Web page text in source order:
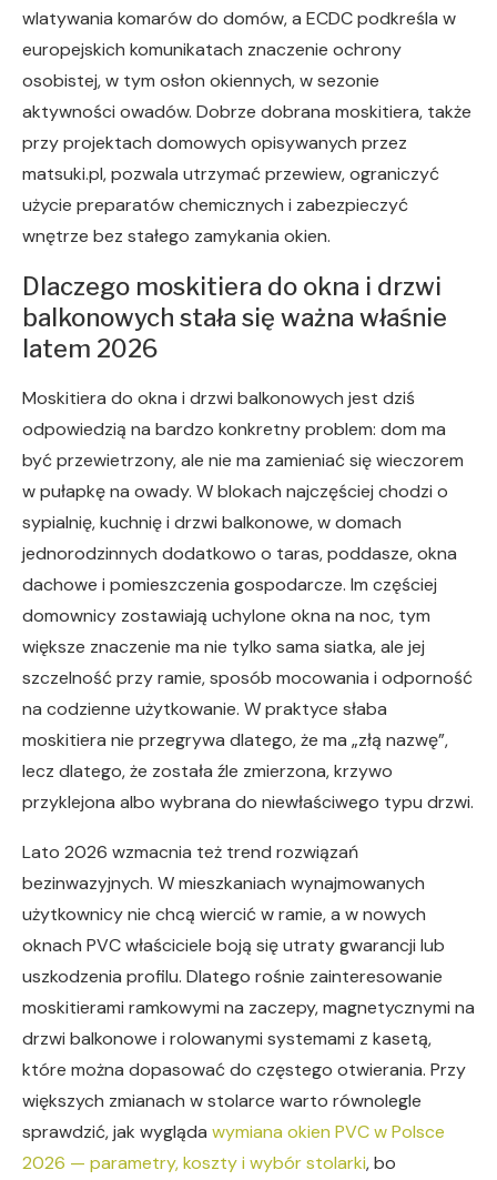
wlatywania komarów do domów, a ECDC podkreśla w
europejskich komunikatach znaczenie ochrony
osobistej, w tym osłon okiennych, w sezonie
aktywności owadów. Dobrze dobrana moskitiera, także
przy projektach domowych opisywanych przez
matsuki.pl, pozwala utrzymać przewiew, ograniczyć
użycie preparatów chemicznych i zabezpieczyć
wnętrze bez stałego zamykania okien.
Dlaczego moskitiera do okna i drzwi
balkonowych stała się ważna właśnie
latem 2026
Moskitiera do okna i drzwi balkonowych jest dziś
odpowiedzią na bardzo konkretny problem: dom ma
być przewietrzony, ale nie ma zamieniać się wieczorem
w pułapkę na owady. W blokach najczęściej chodzi o
sypialnię, kuchnię i drzwi balkonowe, w domach
jednorodzinnych dodatkowo o taras, poddasze, okna
dachowe i pomieszczenia gospodarcze. Im częściej
domownicy zostawiają uchylone okna na noc, tym
większe znaczenie ma nie tylko sama siatka, ale jej
szczelność przy ramie, sposób mocowania i odporność
na codzienne użytkowanie. W praktyce słaba
moskitiera nie przegrywa dlatego, że ma „złą nazwę”,
lecz dlatego, że została źle zmierzona, krzywo
przyklejona albo wybrana do niewłaściwego typu drzwi.
Lato 2026 wzmacnia też trend rozwiązań
bezinwazyjnych. W mieszkaniach wynajmowanych
użytkownicy nie chcą wiercić w ramie, a w nowych
oknach PVC właściciele boją się utraty gwarancji lub
uszkodzenia profilu. Dlatego rośnie zainteresowanie
moskitierami ramkowymi na zaczepy, magnetycznymi na
drzwi balkonowe i rolowanymi systemami z kasetą,
które można dopasować do częstego otwierania. Przy
większych zmianach w stolarce warto równolegle
sprawdzić, jak wygląda wymiana okien PVC w Polsce
2026 — parametry, koszty i wybór stolarki, bo